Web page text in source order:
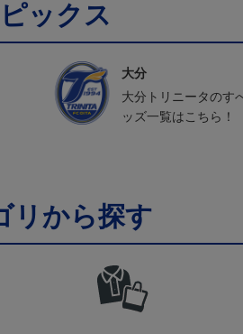
ピックス
大分
大分トリニータのす
ッズ一覧はこちら！
リから探す